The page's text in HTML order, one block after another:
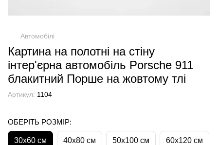
Автомобілі
Картина на полотні на стіну
інтер'єрна автомобіль Porsche 911
блакитний Порше на жовтому тлі
Артикул: 1104
ОБЕРІТЬ РОЗМІР:
30х60 см 40х80 см 50х100 см 60х120 см